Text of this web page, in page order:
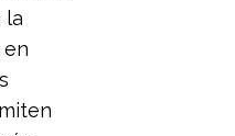
la
en